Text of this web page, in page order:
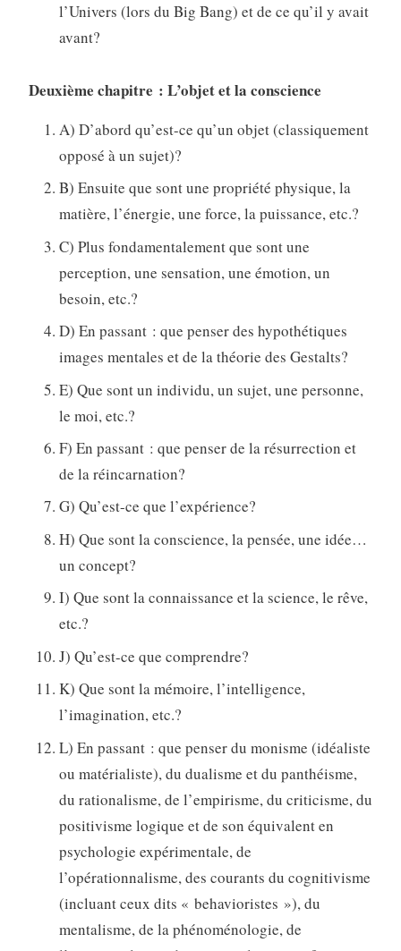
l’Univers (lors du Big Bang) et de ce qu’il y avait
avant?
Deuxième chapitre : L’objet et la conscience
A) D’abord qu’est-ce qu’un objet (classiquement
opposé à un sujet)?
B) Ensuite que sont une propriété physique, la
matière, l’énergie, une force, la puissance, etc.?
C) Plus fondamentalement que sont une
perception, une sensation, une émotion, un
besoin, etc.?
D) En passant : que penser des hypothétiques
images mentales et de la théorie des Gestalts?
E) Que sont un individu, un sujet, une personne,
le moi, etc.?
F) En passant : que penser de la résurrection et
de la réincarnation?
G) Qu’est-ce que l’expérience?
H) Que sont la conscience, la pensée, une idée…
un concept?
I) Que sont la connaissance et la science, le rêve,
etc.?
J) Qu’est-ce que comprendre?
K) Que sont la mémoire, l’intelligence,
l’imagination, etc.?
L) En passant : que penser du monisme (idéaliste
ou matérialiste), du dualisme et du panthéisme,
du rationalisme, de l’empirisme, du criticisme, du
positivisme logique et de son équivalent en
psychologie expérimentale, de
l’opérationnalisme, des courants du cognitivisme
(incluant ceux dits « behavioristes »), du
mentalisme, de la phénoménologie, de